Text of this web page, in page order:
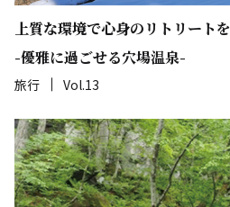
上質な環境で心身のリトリートを
-優雅に過ごせる穴場温泉-
旅行 Vol.13